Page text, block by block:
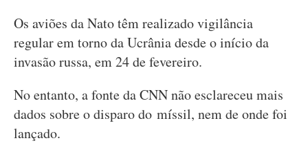
Os aviões da Nato têm realizado vigilância
regular em torno da Ucrânia desde o início da
invasão russa, em 24 de fevereiro.
No entanto, a fonte da CNN não esclareceu mais
dados sobre o disparo do míssil, nem de onde foi
lançado.